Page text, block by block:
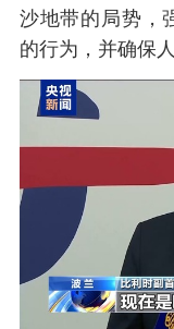
沙地带的局势，
的行为，并确保